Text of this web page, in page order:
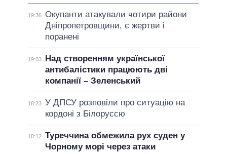
19:36 Окупанти атакували чотири райони
Дніпропетровщини, є жертви і
поранені
19:03
Над створенням української
антибалістики працюють дві
компанії – Зеленський
18:23 У ДПСУ розповіли про ситуацію на
кордоні з Білоруссю
18:12 Туреччина обмежила рух суден у
Чорному морі через атаки